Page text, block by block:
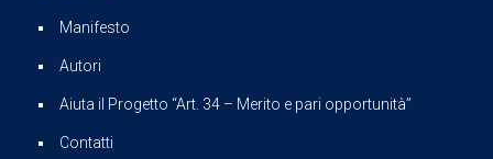
Manifesto
Autori
Aiuta il Progetto “Art. 34 – Merito e pari opportunità”
Contatti